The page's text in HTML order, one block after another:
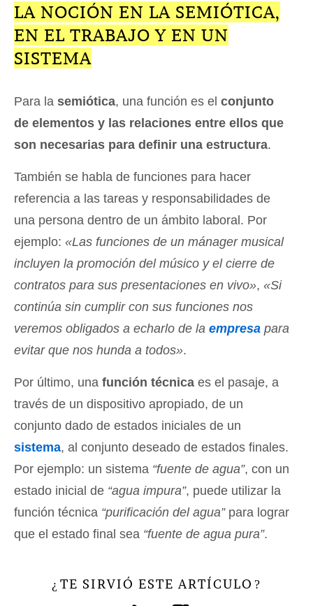
LA NOCIÓN EN LA SEMIÓTICA,
EN EL TRABAJO Y EN UN
SISTEMA
Para la semiótica, una función es el conjunto
de elementos y las relaciones entre ellos que
son necesarias para definir una estructura.
También se habla de funciones para hacer
referencia a las tareas y responsabilidades de
una persona dentro de un ámbito laboral. Por
ejemplo: «Las funciones de un mánager musical
incluyen la promoción del músico y el cierre de
contratos para sus presentaciones en vivo», «Si
continúa sin cumplir con sus funciones nos
veremos obligados a echarlo de la empresa para
evitar que nos hunda a todos».
Por último, una función técnica es el pasaje, a
través de un dispositivo apropiado, de un
conjunto dado de estados iniciales de un
sistema, al conjunto deseado de estados finales.
Por ejemplo: un sistema “fuente de agua”, con un
estado inicial de “agua impura”, puede utilizar la
función técnica “purificación del agua”para lograr
que el estado final sea “fuente de agua pura”.
¿ TE SIRVIÓ ESTE ARTÍCULO ?